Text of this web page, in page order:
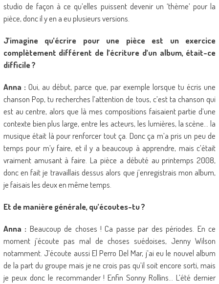
studio de façon à ce qu’elles puissent devenir un ‘thème’ pour la
pièce, donc il y en a eu plusieurs versions.
J’imagine qu’écrire pour une pièce est un exercice
complètement différent de l’écriture d’un album, était-ce
difficile ?
Anna : Oui, au début, parce que, par exemple lorsque tu écris une
chanson Pop, tu recherches l’attention de tous, c’est ta chanson qui
est au centre, alors que là mes compositions faisaient partie d’une
contexte bien plus large, entre les acteurs, les lumières, la scène… la
musique était là pour renforcer tout ça. Donc ça m’a pris un peu de
temps pour m’y faire, et il y a beaucoup à apprendre, mais c’était
vraiment amusant à faire. La pièce a débuté au printemps 2008,
donc en fait je travaillais dessus alors que j’enregistrais mon album,
je faisais les deux en même temps.
Et de manière générale, qu’écoutes-tu ?
Anna : Beaucoup de choses ! Ca passe par des périodes. En ce
moment j’écoute pas mal de choses suédoises, Jenny Wilson
notamment. J’écoute aussi El Perro Del Mar, j’ai eu le nouvel album
de la part du groupe mais je ne crois pas qu’il soit encore sorti, mais
je peux donc le recommander ! Enfin Sonny Rollins… L’été dernier